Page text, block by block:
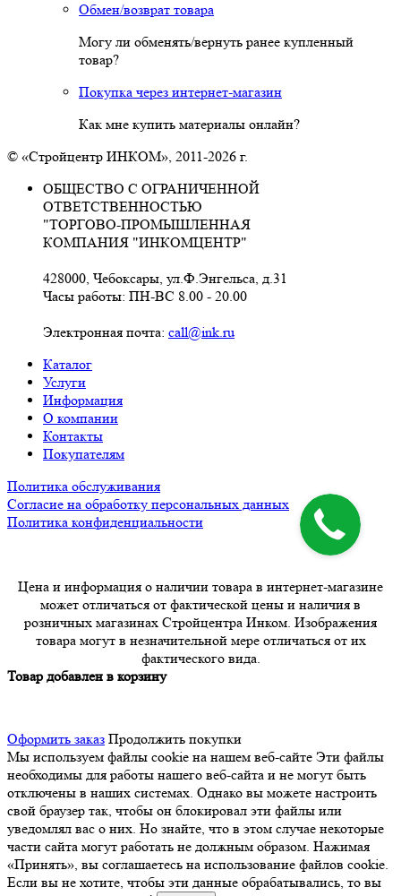
Обмен/возврат товара
Могу ли обменять/вернуть ранее купленный
товар?
Покупка через интернет-магазин
Как мне купить материалы онлайн?
© «Стройцентр ИНКОМ», 2011-2026 г.
ОБЩЕСТВО С ОГРАНИЧЕННОЙ
ОТВЕТСТВЕННОСТЬЮ
"ТОРГОВО-ПРОМЫШЛЕННАЯ
КОМПАНИЯ "ИНКОМЦЕНТР"
428000, Чебоксары, ул.Ф.Энгельса, д.31
Часы работы: ПН-ВС 8.00 - 20.00
Электронная почта: call@ink.ru
Каталог
Услуги
Информация
О компании
Контакты
Покупателям
Политика обслуживания
Согласие на обработку персональных данных
Политика конфиденциальности
Цена и информация о наличии товара в интернет-магазине
может отличаться от фактической цены и наличия в
розничных магазинах Стройцентра Инком. Изображения
товара могут в незначительной мере отличаться от их
фактического вида.
Товар добавлен в корзину
Оформить заказ Продолжить покупки
Мы используем файлы cookie на нашем веб-сайте Эти файлы
необходимы для работы нашего веб-сайта и не могут быть
отключены в наших системах. Однако вы можете настроить
свой браузер так, чтобы он блокировал эти файлы или
уведомлял вас о них. Но знайте, что в этом случае некоторые
части сайта могут работать не должным образом. Нажимая
«Принять», вы соглашаетесь на использование файлов cookie.
Если вы не хотите, чтобы эти данные обрабатывались, то вы